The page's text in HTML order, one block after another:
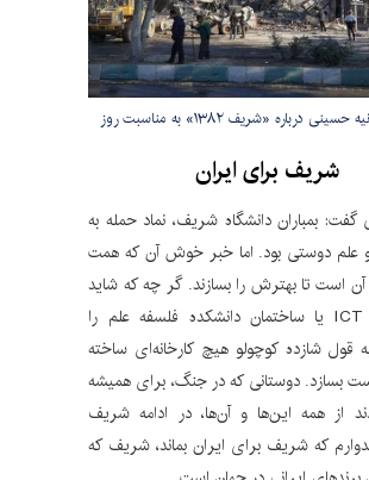
گفت‌وگو با هانیه حسینی درباره «شریف ۱۳۸۲» به مناسبت روز
شریف برای ایران
گفت: بمباران دانشگاه شریف، نماد حمله به
علم دوستی بود. اما خبر خوش آن که همت
است تا بهترش را بسازند. گر چه که شاید
بشود مرکز ICT یا ساختمان دانشکده فلسفه علم را
قول شازده کوچولو هیچ کارخانه‌ای ساخته
بسازد. دوستانی که در جنگ، برای همیشه
از همه این‌ها و آن‌ها، در ادامه شریف
که شریف برای ایران بماند، شریف که